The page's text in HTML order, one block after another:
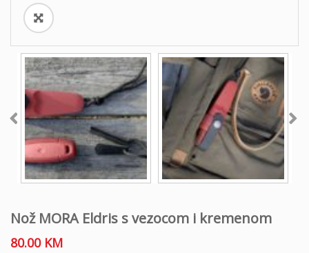
Nož MORA Eldris s vezocom i kremenom
80.00 KM